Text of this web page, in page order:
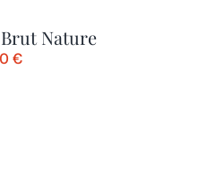
Nature
€